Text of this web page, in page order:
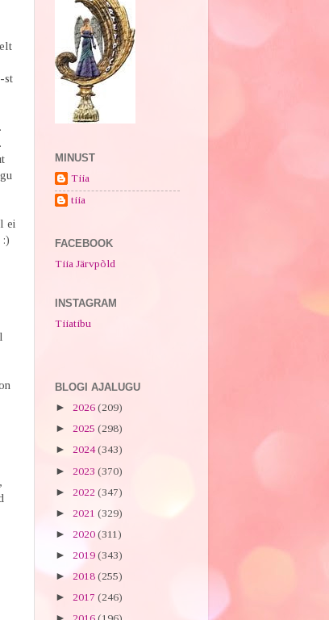
st
ei
:)
MINUST
Tiia
tiia
FACEBOOK
Tiia Järvpõld
INSTAGRAM
Tiiatibu
BLOGI AJALUGU
► 2026 (209)
► 2025 (298)
► 2024(343)
► 2023 (370)
► 2022 (347)
► 2021 (329)
► 2020 (311)
► 2019 (343)
► 2018 (255)
► 2017 (246)